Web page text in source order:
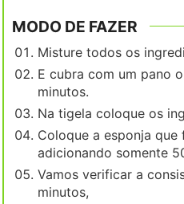
MODO DE FAZER
Misture todos os
E cubra com um pano
minutos.
Na tigela coloque os
Coloque a esponja
adicionando somente
Vamos verificar a
minutos,